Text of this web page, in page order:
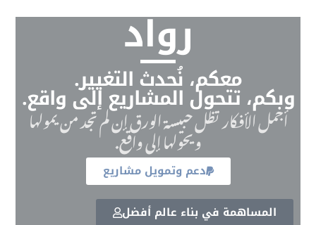
رواد
معكم، نُحدث التغيير.
وبكم، تتحول المشاريع إلى واقع.
أجمل الأفكار تظل حبيسة الورق إن لم تجد من يمولها
ويحولها إلى واقع.
دعم وتمويل مشاريع
المساهمة في بناء عالم أفضل